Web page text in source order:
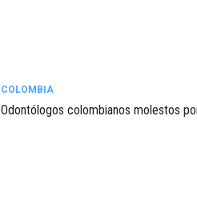
COLOMBIA
Odontólogos colombianos molestos